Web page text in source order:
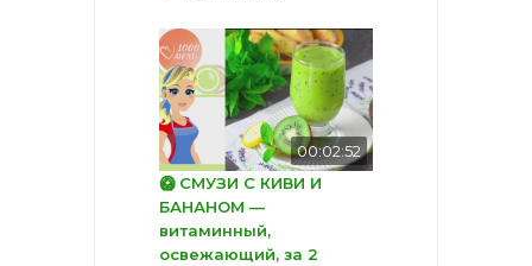
00:02:52
🥝 СМУЗИ С КИВИ И
БАНАНОМ —
витаминный,
освежающий, за 2